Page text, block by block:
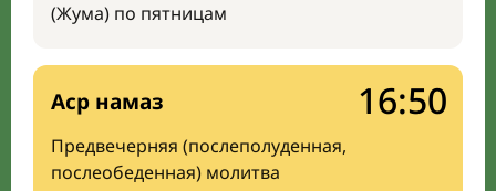
(Жума) по пятницам
Аср намаз
Предвечерняя (послеполуденная,
послеобеденная) молитва
16:50